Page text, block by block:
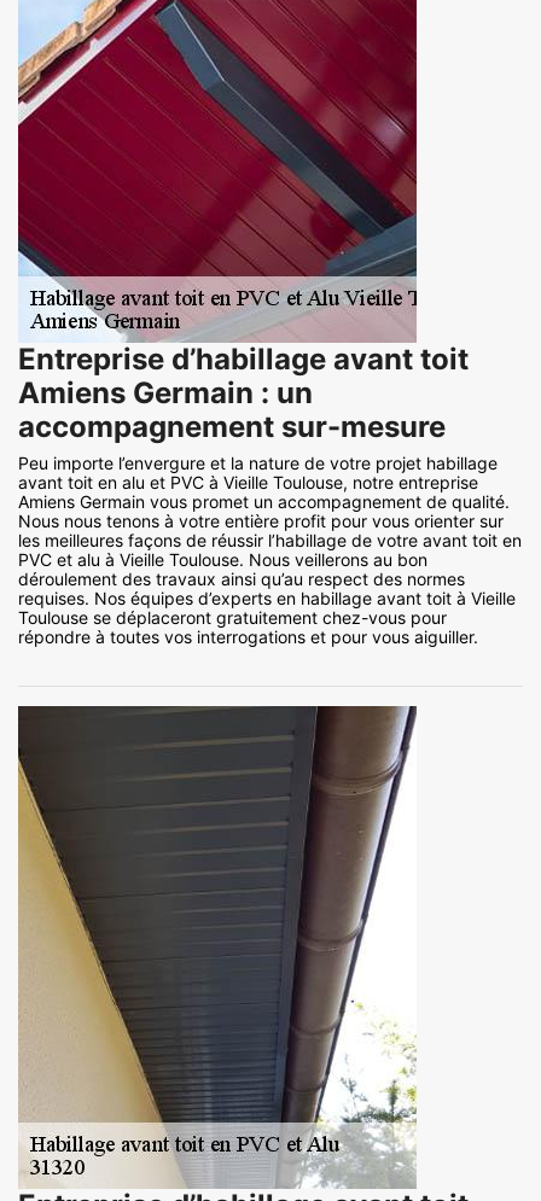
Entreprise d’habillage avant toit
Amiens Germain : un
accompagnement sur-mesure
Peu importe l’envergure et la nature de votre projet habillage
avant toit en alu et PVC à Vieille Toulouse, notre entreprise
Amiens Germain vous promet un accompagnement de qualité.
Nous nous tenons à votre entière profit pour vous orienter sur
les meilleures façons de réussir l’habillage de votre avant toit en
PVC et alu à Vieille Toulouse. Nous veillerons au bon
déroulement des travaux ainsi qu’au respect des normes
requises. Nos équipes d’experts en habillage avant toit à Vieille
Toulouse se déplaceront gratuitement chez-vous pour
répondre à toutes vos interrogations et pour vous aiguiller.